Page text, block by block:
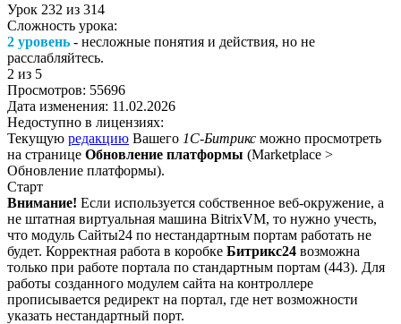
Урок 232 из 314
Сложность урока:
2 уровень - несложные понятия и действия, но не
расслабляйтесь.
2 из 5
Просмотров: 55696
Дата изменения: 11.02.2026
Недоступно в лицензиях:
Текущую редакцию Вашего 1С-Битрикс можно просмотреть
на странице Обновление платформы (Marketplace >
Обновление платформы).
Старт
Внимание! Если используется собственное веб-окружение, а
не штатная виртуальная машина BitrixVM, то нужно учесть,
что модуль Сайты24 по нестандартным портам работать не
будет. Корректная работа в коробке Битрикс24 возможна
только при работе портала по стандартным портам (443). Для
работы созданного модулем сайта на контроллере
прописывается редирект на портал, где нет возможности
указать нестандартный порт.